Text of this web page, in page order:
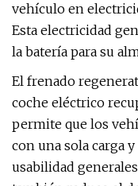
vehículo en
Esta electricidad
la batería para su
El frenado
coche eléctrico
permite que los
con una sola carga
usabilidad